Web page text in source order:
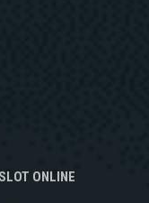
ONLINE